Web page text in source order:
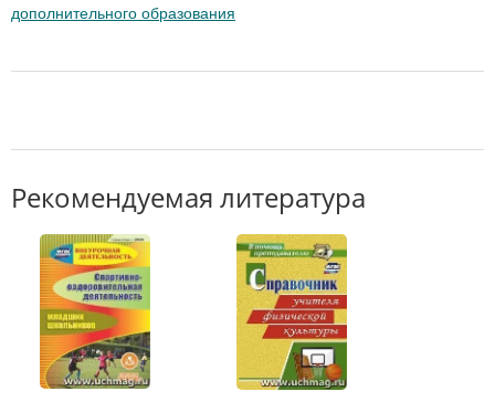
дополнительного образования
Рекомендуемая литература